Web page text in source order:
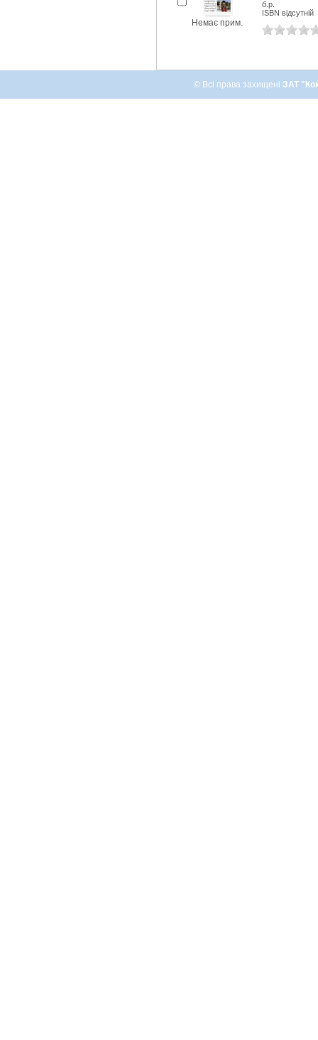
Немає прим.
б.р.
ISBN відсутній
© Всі права захищені ЗАТ